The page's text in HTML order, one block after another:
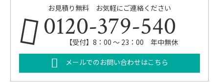
お見積り無料 お気軽にご連絡ください
0120-379-540
【受付】8：00 ～ 23：00 年中無休
メールでのお問い合わせはこちら